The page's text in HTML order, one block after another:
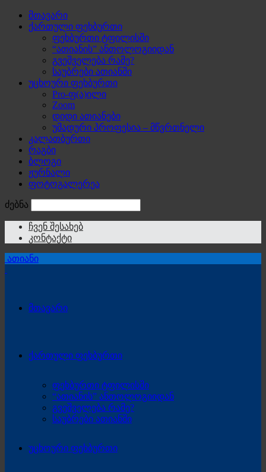
მთავარი
ქართული ფეხბურთი
ფეხბურთი ტფილისში
“ათიანის” ანთოლოგიიდან
გვეშველება რამე?
საუბრები ათიანში
უცხოური ფეხბურთი
Pro-ფ(ა)ილი
Zoom
დიდი ათიანები
უმადური პროფესია – მწვრთნელი
კალათბურთი
რაგბი
ბლოგი
ჟურნალი
ფოტოგალერეა
ძებნა
ჩვენ შესახებ
კონტაქტი
ათიანი
მთავარი
ქართული ფეხბურთი
ფეხბურთი ტფილისში
“ათიანის” ანთოლოგიიდან
გვეშველება რამე?
საუბრები ათიანში
უცხოური ფეხბურთი